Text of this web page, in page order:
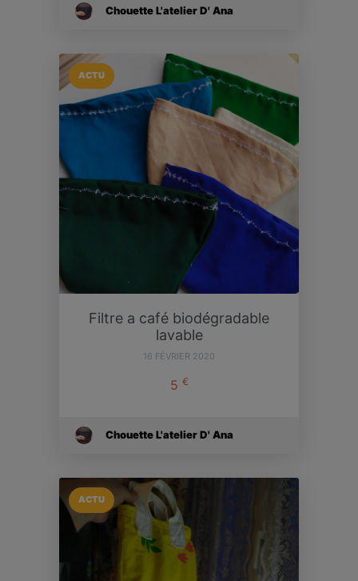
Chouette L'atelier D' Ana
ACTU
Filtre a café biodégradable
lavable
16 FÉVRIER 2020
5 €
Chouette L'atelier D' Ana
ACTU